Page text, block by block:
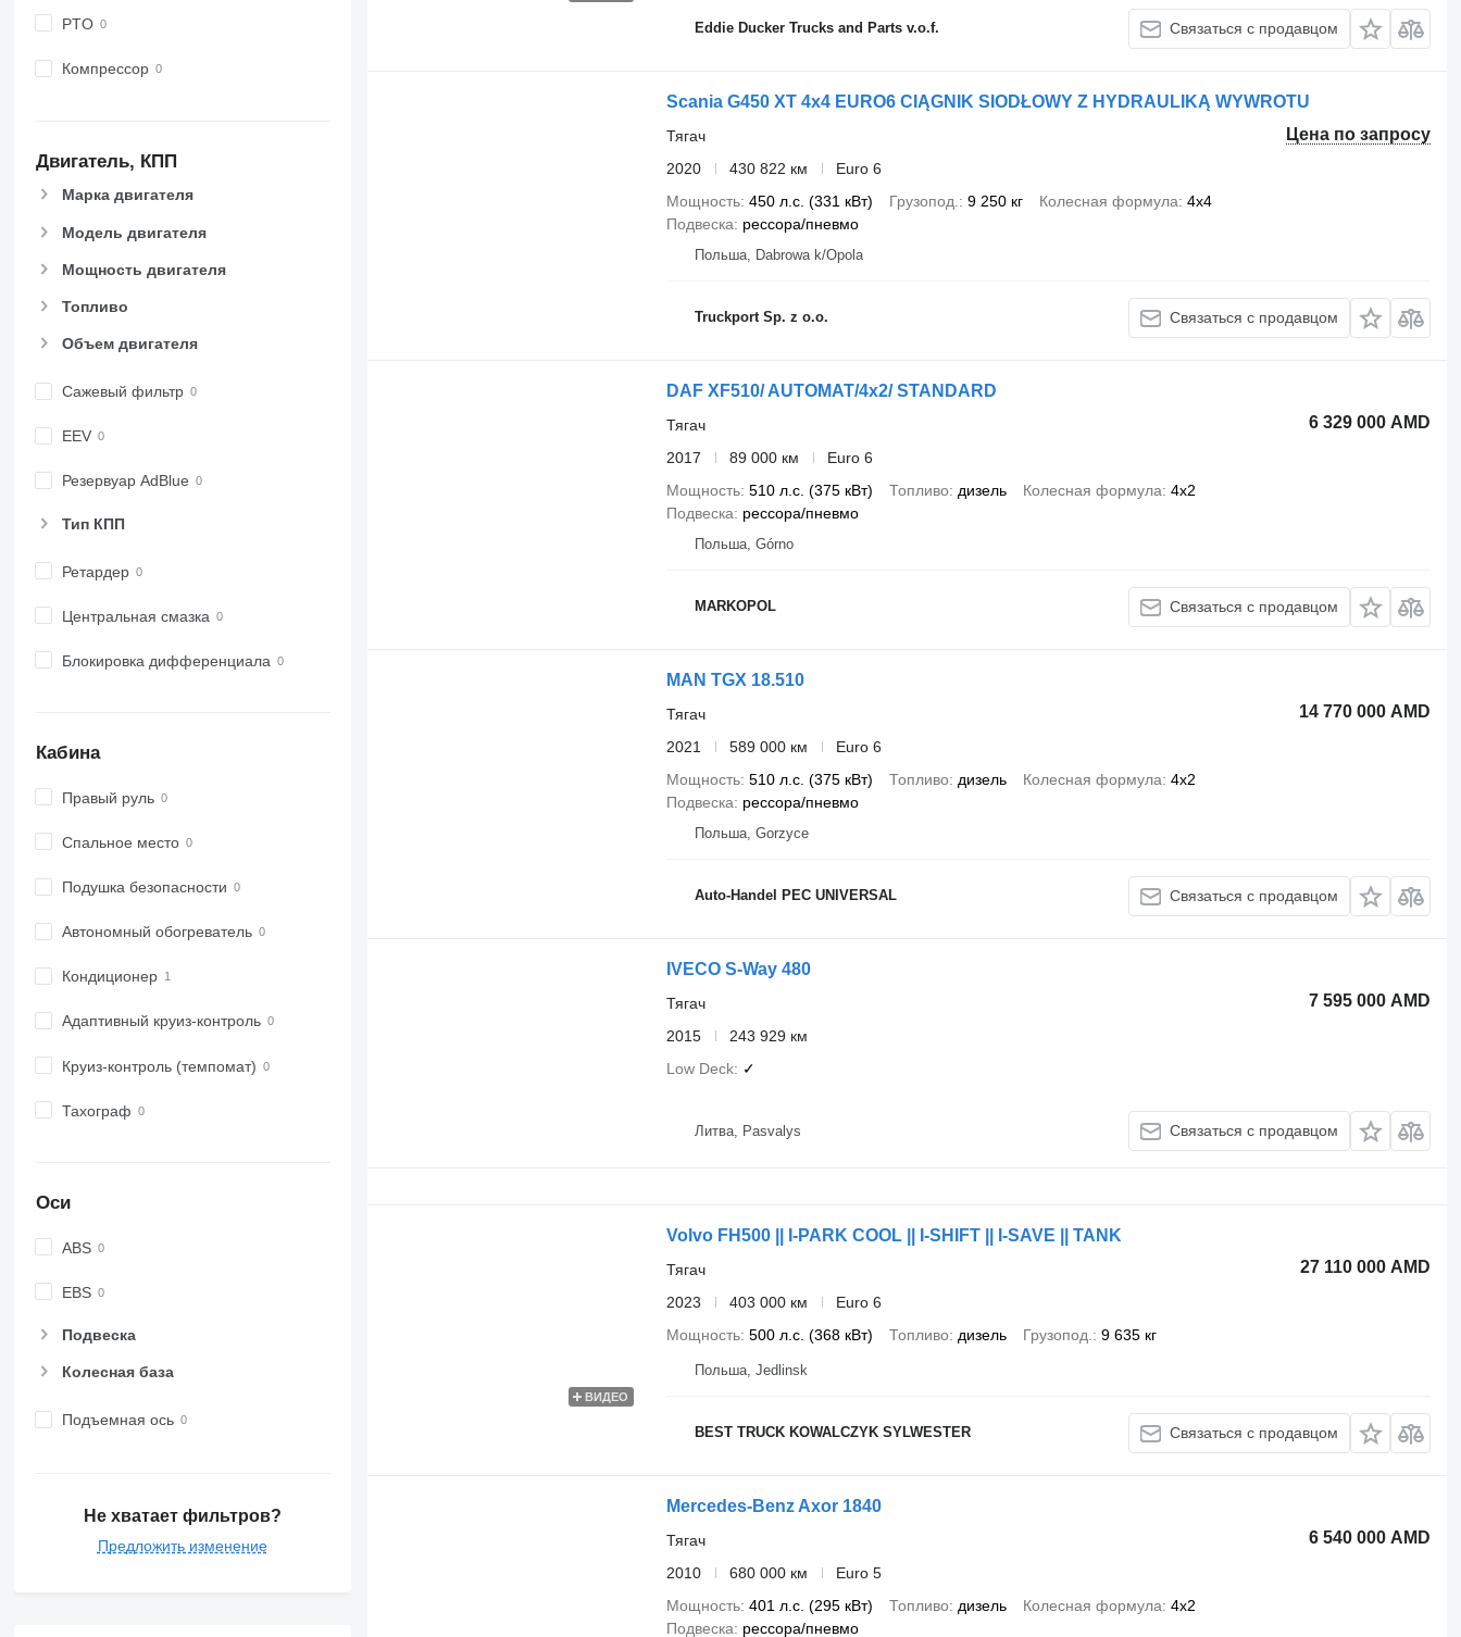
PTO
Компрессор
Двигатель, КПП
Марка двигателя
Модель двигателя
Мощность двигателя
Топливо
Объем двигателя
Сажевый фильтр
EEV
Резервуар AdBlue
Тип КПП
Ретардер
Центральная смазка
Блокировка дифференциала
Кабина
Правый руль
Спальное место
Подушка безопасности
Автономный обогреватель
Кондиционер
Адаптивный круиз-контроль
Круиз-контроль (темпомат)
Тахограф
Оси
ABS
EBS
Подвеска
Колесная база
Подъемная ось
Не хватает фильтров?
Предложить изменение
Eddie Ducker Trucks and Parts v.o.f. Связаться с продавцом
Scania G450 XT 4x4 EURO6 CIĄGNIK SIODŁOWY Z HYDRAULIKĄ WYWROTU
Цена по запросу
Тягач
2020
430 822 км
Euro 6
Мощность 450 л.с. (331 кВт) Грузопод. 9 250 кг Колесная формула 4x4
Подвеска
рессора/пневмо
Польша, Dabrowa k/Opola
Truckport Sp. z o.o. Связаться с продавцом
DAF XF510/ AUTOMAT/4x2/ STANDARD
6 329 000 AMD
Тягач
2017
89 000 км
Euro 6
Мощность 510 л.с. (375 кВт) Топливо дизель Колесная формула 4x2
Подвеска
рессора/пневмо
Польша, Górno
MARKOPOL Связаться с продавцом
MAN TGX 18.510
14 770 000 AMD
Тягач
2021
589 000 км
Euro 6
Мощность 510 л.с. (375 кВт) Топливо дизель Колесная формула 4x2
Подвеска
рессора/пневмо
Польша, Gorzyce
Auto-Handel PEC UNIVERSAL Связаться с продавцом
IVECO S-Way 480
7 595 000 AMD
Тягач
2015
243 929 км
Low Deck
✓
Литва, Pasvalys Связаться с продавцом
ВИДЕО
Volvo FH500 || I-PARK COOL || I-SHIFT || I-SAVE || TANK
27 110 000 AMD
Тягач
2023
403 000 км
Euro 6
Мощность 500 л.с. (368 кВт) Топливо дизель Грузопод. 9 635 кг
Польша, Jedlinsk
BEST TRUCK KOWALCZYK SYLWESTER Связаться с продавцом
Mercedes-Benz Axor 1840
6 540 000 AMD
Тягач
2010
680 000 км
Euro 5
Мощность 401 л.с. (295 кВт) Топливо дизель Колесная формула 4x2
Подвеска
рессора/пневмо